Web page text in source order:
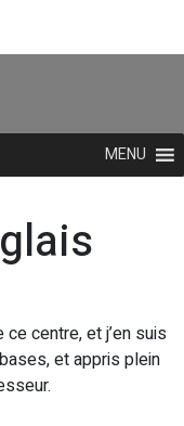
MENU
centre, et j’en suis
et appris plein